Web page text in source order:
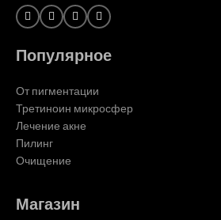
Популярное
От пигментации
Третиноин микросфер
Лечение акне
Пилинг
Очищение
Магазин